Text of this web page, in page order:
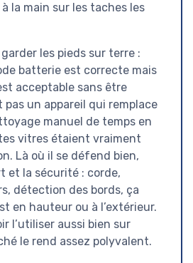
la main sur les taches les
les pieds sur terre :
batterie est correcte mais
acceptable sans être
pas un appareil qui remplace
manuel de temps en
vitres étaient vraiment
Là où il se défend bien,
et la sécurité : corde,
détection des bords, ça
en hauteur ou à l’extérieur.
l’utiliser aussi bien sur
le rend assez polyvalent.